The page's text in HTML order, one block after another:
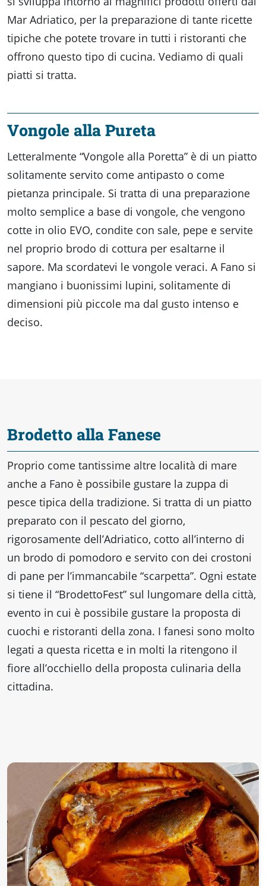
Mar Adriatico, per la preparazione di tante ricette
tipiche che potete trovare in tutti i ristoranti che
offrono questo tipo di cucina. Vediamo di quali
piatti si tratta.
Vongole alla Pureta
Letteralmente “Vongole alla Poretta” è di un piatto
solitamente servito come antipasto o come
pietanza principale. Si tratta di una preparazione
molto semplice a base di vongole, che vengono
cotte in olio EVO, condite con sale, pepe e servite
nel proprio brodo di cottura per esaltarne il
sapore. Ma scordatevi le vongole veraci. A Fano si
mangiano i buonissimi lupini, solitamente di
dimensioni più piccole ma dal gusto intenso e
deciso.
Brodetto alla Fanese
Proprio come tantissime altre località di mare
anche a Fano è possibile gustare la zuppa di
pesce tipica della tradizione. Si tratta di un piatto
preparato con il pescato del giorno,
rigorosamente dell’Adriatico, cotto all’interno di
un brodo di pomodoro e servito con dei crostoni
di pane per l’immancabile “scarpetta”. Ogni estate
si tiene il “BrodettoFest” sul lungomare della città,
evento in cui è possibile gustare la proposta di
cuochi e ristoranti della zona. I fanesi sono molto
legati a questa ricetta e in molti la ritengono il
fiore all’occhiello della proposta culinaria della
cittadina.